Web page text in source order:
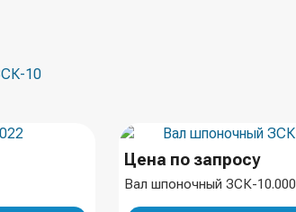
10
Цена по запросу
Вал шпоночный ЗСК-